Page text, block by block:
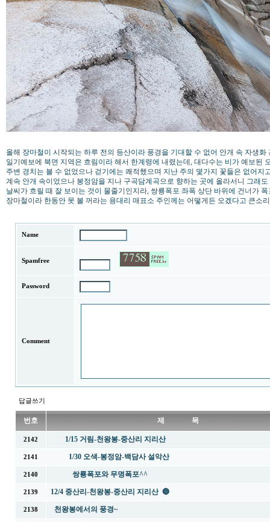
올해 장마철이 시작되는 하루 전의 등산이라 풍경을 기대할 수 없어 안개 속 자생화
일기예보에 북면 지역은 흐림이라 해서 한계령에 내렸는데, 대다수는 비가 예보된
주변 경치는 볼 수 없었으나 걷기에는 쾌적했으며 지난 주의 몇가지 꽃들은 없어지
계속 안개 속이었으나 봉정암을 지나 구곡담계곡으로 향하는 곳에 올라서니 그래
날씨가 흐릴 때 잘 보이는 것이 물줄기인지라, 쌍룡폭포 좌폭 상단 바위에 건너가
장마철이라 한동안 못 볼 꺼라는 용대리 매표소 주인께는 어떻게든 오겠다고 큰소
Name
Spamfree
Password
Comment
답글쓰기
번호 제 목
2142 1/15 거림-천왕봉-중산리 지리산
2141 1/30 오색-봉정암-백담사 설악산
2140 쌍룡폭포와 무명폭포^^
2139 12/4 중산리-천왕봉-중산리 지리산 🔵
2138 천왕봉에서의 풍경~